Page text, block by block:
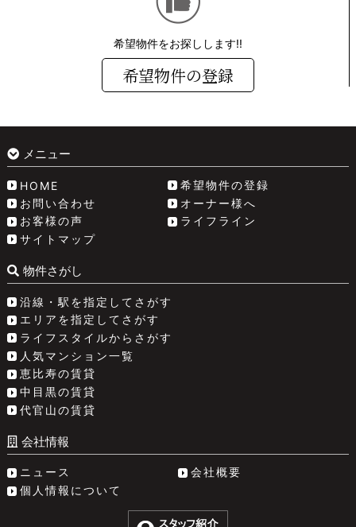
希望物件をお探しします!!
希望物件の登録
メニュー
HOME
希望物件の登録
お問い合わせ
オーナー様へ
お客様の声
ライフライン
サイトマップ
物件さがし
沿線・駅を指定してさがす
エリアを指定してさがす
ライフスタイルからさがす
人気マンション一覧
恵比寿の賃貸
中目黒の賃貸
代官山の賃貸
会社情報
ニュース
会社概要
個人情報について